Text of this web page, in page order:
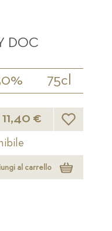
DOC
75cl
11,40 € Lista
al carrello